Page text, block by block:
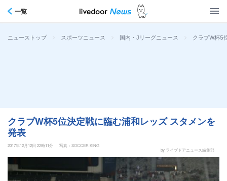
一覧
ニューストップ > スポーツニュース > 国内・Jリーグニュース > クラブW杯5
クラブW杯5位決定戦に臨む浦和レッズ スタメンを
発表
2017年12月12日 22時11分
写真：SOCCER KING
by ライブドアニュース編集部